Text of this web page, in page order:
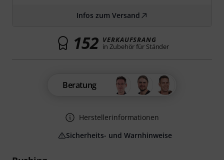
Infos zum Versand
152 VERKAUFSRANG
in Zubehör für Ständer
Beratung
Herstellerinformationen
Sicherheits- und Warnhinweise